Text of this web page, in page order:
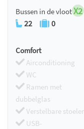
Bussen in de vlootX2
22 0
Comfort
Airconditioning
WC
Ramen met
dubbelglas
Verstelbare
USB-